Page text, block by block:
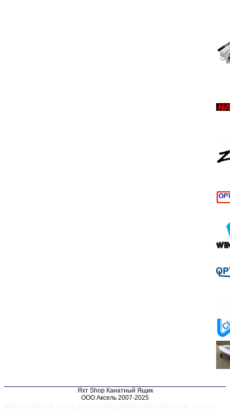
Яхт Shop Канатный Ящик
ООО Аксель 2007-2025
официальный дилер регата фордевинд магазин блок стопор